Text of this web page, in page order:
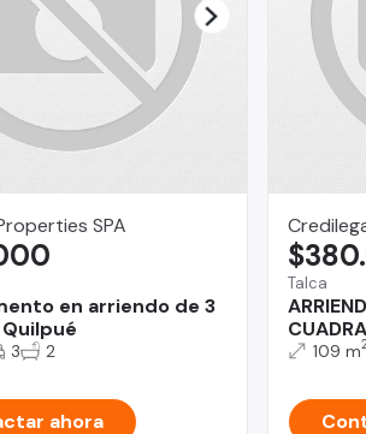
SPA
en arriendo de 3
3 2
ahora
Talca
109 m